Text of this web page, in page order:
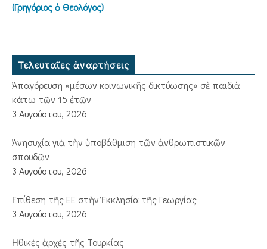
(Γρηγόριος ὁ Θεολόγος)
Τελευταῖες ἀναρτήσεις
Ἀπαγόρευση «μέσων κοινωνικῆς δικτύωσης» σὲ παιδιὰ
κάτω τῶν 15 ἐτῶν
3 Αυγούστου, 2026
Ἀνησυχία γιὰ τὴν ὑποβάθμιση τῶν ἀνθρωπιστικῶν
σπουδῶν
3 Αυγούστου, 2026
Ἐπίθεση τῆς ΕΕ στὴν Ἐκκλησία τῆς Γεωργίας
3 Αυγούστου, 2026
Ἠθικὲς ἀρχὲς τῆς Τουρκίας